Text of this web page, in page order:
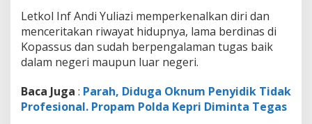
r
s
a
a
r
a
Letkol Inf Andi Yuliazi memperkenalkan diri dan
menceritakan riwayat hidupnya, lama berdinas di
Kopassus dan sudah berpengalaman tugas baik
dalam negeri maupun luar negeri.
Baca Juga : Parah, Diduga Oknum Penyidik Tidak
Profesional. Propam Polda Kepri Diminta Tegas